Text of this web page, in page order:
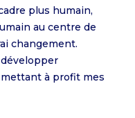
plus humain,
au centre de
changement.
à profit mes